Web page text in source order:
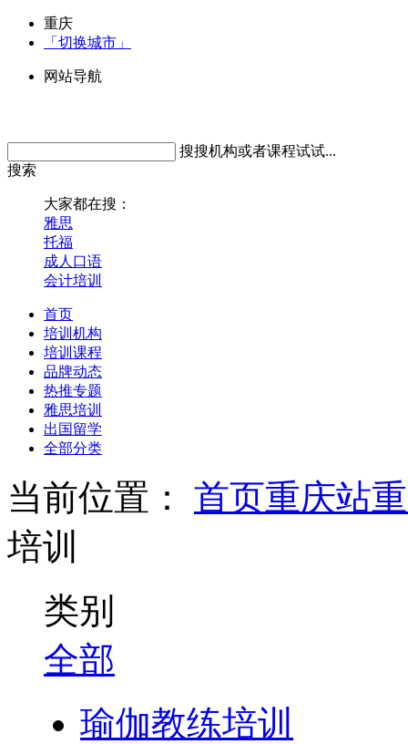
重庆
「切换城市」
网站导航
搜搜机构或者课程试试...
搜索
大家都在搜：
雅思
托福
成人口语
会计培训
首页
培训机构
培训课程
品牌动态
热推专题
雅思培训
出国留学
全部分类
当前位置： 首页重庆站
培训
类别
全部
瑜伽教练培训